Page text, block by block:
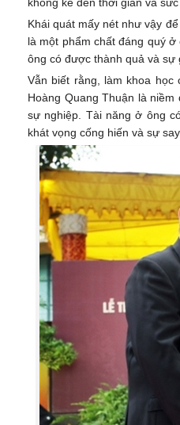
Khái quát mấy nét như vậy
là một phẩm chất đáng quý
ông có được thành quả và sự
Vẫn biết rằng, làm khoa
Hoàng Quang Thuận là
sự nghiệp. Tài năng ở ông
khát vọng cống hiến và sự